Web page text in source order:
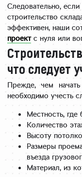
Следовательно,
строительство
эффективен, наши
проектс нуля или
что следует
Прежде, чем
необходимо учесть
Местность, где
Количество
Высоту
Размеры
въезда
Материал, из